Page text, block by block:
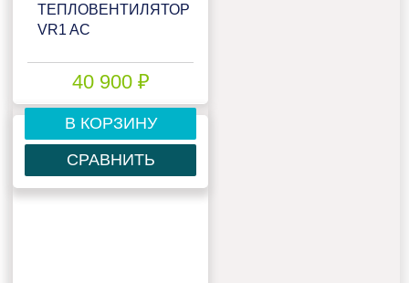
ТЕПЛОВЕНТИЛЯТОР
VR1 AC
40 900 ₽
В КОРЗИНУ
СРАВНИТЬ